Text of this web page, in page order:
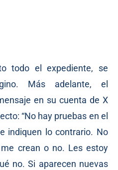
todo el expediente, se
Más adelante, el
en su cuenta de X
“No hay pruebas en el
indiquen lo contrario. No
crean o no. Les estoy
no. Si aparecen nuevas